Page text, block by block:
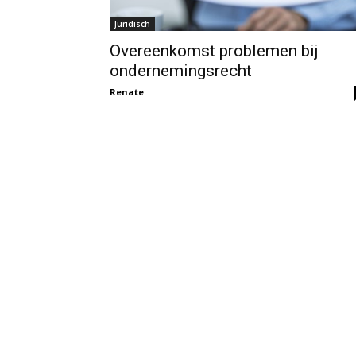
Juridisch
Overeenkomst problemen bij
ondernemingsrecht
Renate